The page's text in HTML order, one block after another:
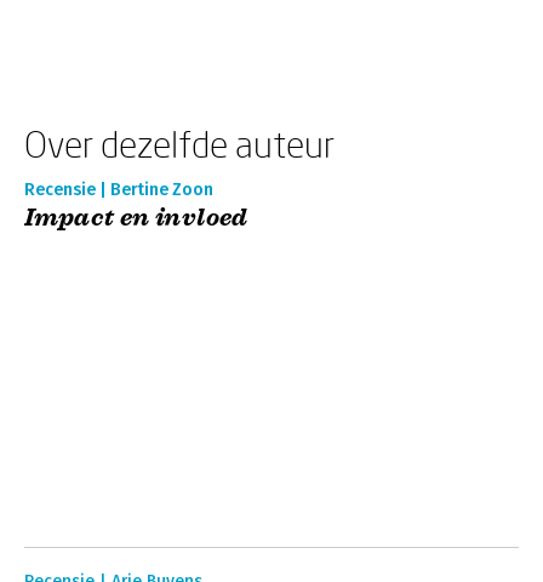
Over dezelfde auteur
Recensie | Bertine Zoon
Impact en invloed